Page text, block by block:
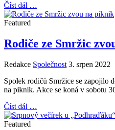
Číst dál …
Featured
Rodiče ze Smržic
Redakce Společnost 3. srpen 2022
Spolek rodičů Smržice se zapojilo
na piknik. Akce se koná v sobotu
Číst dál …
Featured